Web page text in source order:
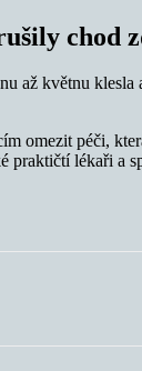
chod
až květnu
omezit péči,
praktičtí lékaři a